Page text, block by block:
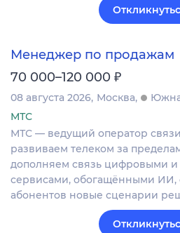
Менеджер по продажам
70 000–120 000 ₽
08 августа 2026 Москва
МТС
МТС — ведущий оператор
развиваем телеком за
дополняем связь цифровыми
сервисами, обогащёнными ИИ,
абонентов новые сценарии